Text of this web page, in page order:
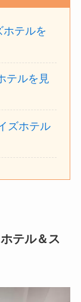
テルを
テルを見
ズホテル
テル＆ス